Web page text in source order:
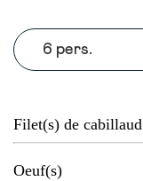
6 pers.
Filet(s) de cabillaud
Oeuf(s)